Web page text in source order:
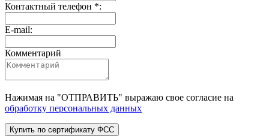
Контактный телефон *:
E-mail:
Комментарий
Нажимая на "ОТПРАВИТЬ" выражаю свое согласие на
обработку персональных данных
Купить по сертификату ФСС